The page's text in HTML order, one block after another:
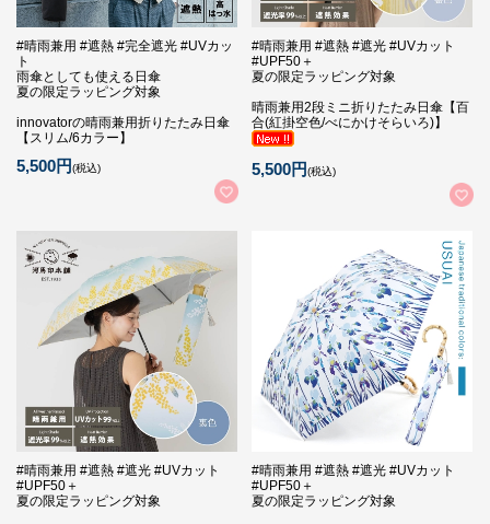
#晴雨兼用 #遮熱 #完全遮光 #UVカッ
ト
雨傘としても使える日傘
夏の限定ラッピング対象
innovatorの晴雨兼用折りたたみ日傘
【スリム/6カラー】
5,500円(税込)
#晴雨兼用 #遮熱 #遮光 #UVカット
#UPF50＋
夏の限定ラッピング対象
晴雨兼用2段ミニ折りたたみ日傘【百
合(紅掛空色/べにかけそらいろ)】
5,500円(税込)
#晴雨兼用 #遮熱 #遮光 #UVカット
#UPF50＋
夏の限定ラッピング対象
#晴雨兼用 #遮熱 #遮光 #UVカット
#UPF50＋
夏の限定ラッピング対象